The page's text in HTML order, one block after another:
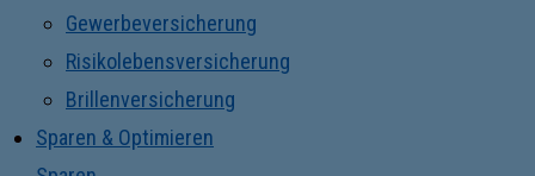
Gewerbeversicherung
Risikolebensversicherung
Brillenversicherung
Sparen & Optimieren